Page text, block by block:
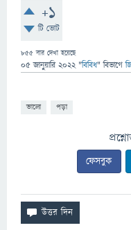
+1
টি ভোট
855 বার দেখা হয়েছে
05 জানুয়ারি 2022 "বিবিধ" বিভাগে
ভালো পড়া
ফেসবুক